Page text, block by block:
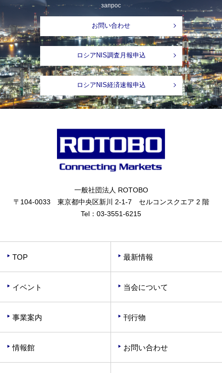
запрос
お問い合わせ
ロシアNIS調査月報申込
ロシアNIS経済速報申込
一般社団法人 ROTOBO
〒104-0033 東京都中央区新川 2-1-7 セルコンスクエア 2 階
Tel： 03-3551-6215
TOP 最新情報
イベント 当会について
事業案内 刊行物
情報館 お問い合わせ